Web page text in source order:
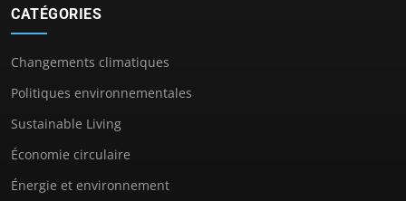
CATÉGORIES
Changements climatiques
Politiques environnementales
Sustainable Living
Économie circulaire
Énergie et environnement